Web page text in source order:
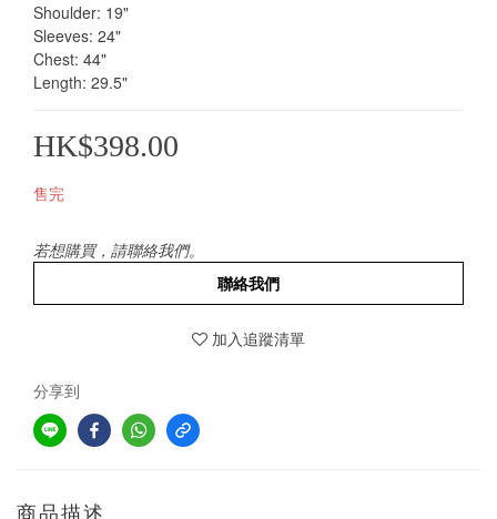
Shoulder: 19"
Sleeves: 24"
Chest: 44"
Length: 29.5"
HK$398.00
售完
若想購買，請聯絡我們。
聯絡我們
加入追蹤清單
分享到
商品描述